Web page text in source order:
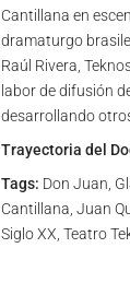
Cantillana en
dramaturgo
Raúl Rivera,
labor de difusión
desarrollando
Trayectoria del
Tags: Don Juan,
Cantillana, Juan
Siglo XX, Teatro